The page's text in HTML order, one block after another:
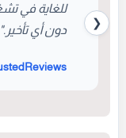
❮
للغاية في
دون أي تأخير."